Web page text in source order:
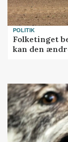
POLITIK
Folketinget
kan den